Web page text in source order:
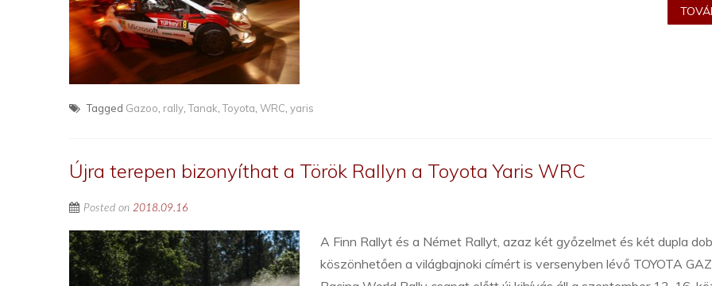
Tagged Gazoo rally ,Tanak ,Toyota WRC yaris
Újra terepen bizonyíthat a Török Rallyn a Toyota Yaris WRC
Posted on 2018.09.16
A Finn Rallyt és a Német Rallyt, azaz két győzelmet és két dupla
köszönhetően a világbajnoki címért is versenyben lévő TOYOTA